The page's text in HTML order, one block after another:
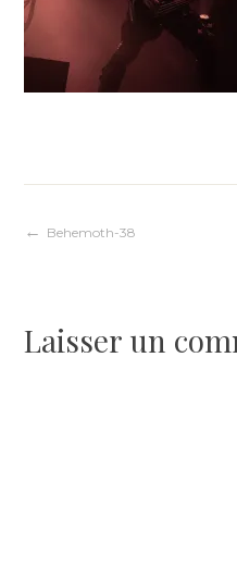
Navigation
l’article
Behemoth-38
Laisser un